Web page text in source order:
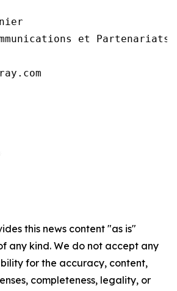
et Partenariats
this news content "as is"
any kind. We do not accept any
for the accuracy, content,
completeness, legality, or